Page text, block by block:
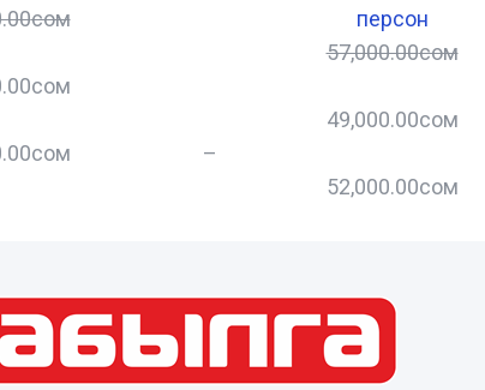
сом
сом
сом
персон
57,000.00сом
49,000.00сом
–
52,000.00сом